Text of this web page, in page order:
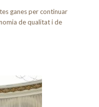
ganes per continuar
de qualitat i de